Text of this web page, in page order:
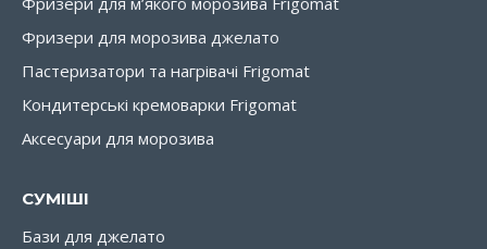
Фризери для морозива джелато
Пастеризатори та нагрівачі Frigomat
Кондитерські кремоварки Frigomat
Аксесуари для морозива
СУМІШІ
Бази для джелато